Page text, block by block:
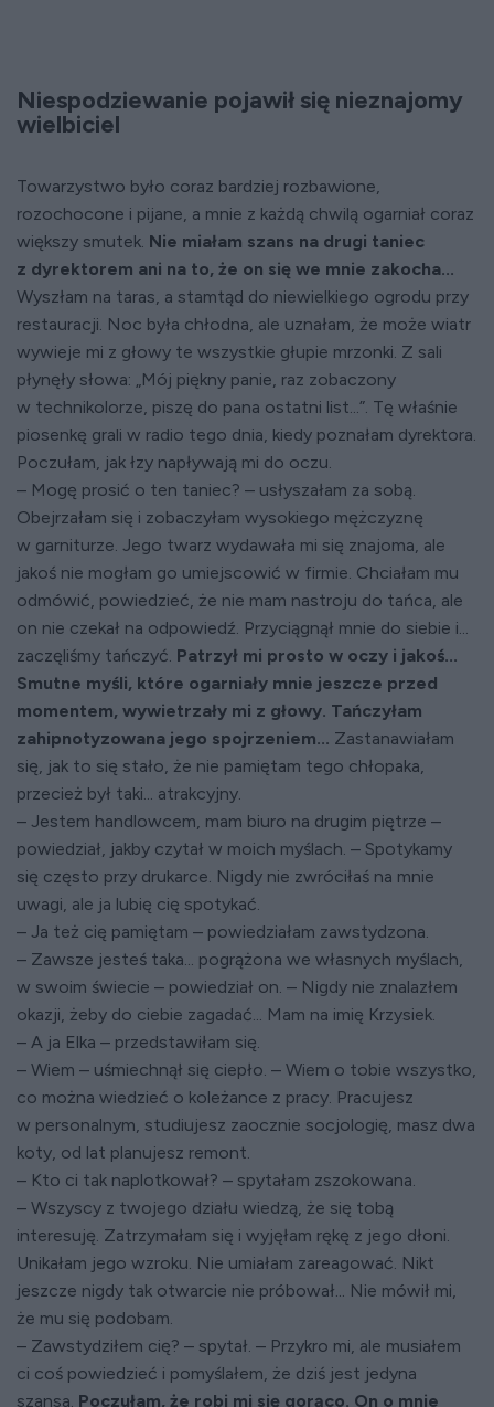
Niespodziewanie pojawił się nieznajomy
wielbiciel
Towarzystwo było coraz bardziej rozbawione,
rozochocone i pijane, a mnie z każdą chwilą ogarniał coraz
większy smutek. Nie miałam szans na drugi taniec
z dyrektorem ani na to, że on się we mnie zakocha...
Wyszłam na taras, a stamtąd do niewielkiego ogrodu przy
restauracji. Noc była chłodna, ale uznałam, że może wiatr
wywieje mi z głowy te wszystkie głupie mrzonki. Z sali
płynęły słowa: „Mój piękny panie, raz zobaczony
w technikolorze, piszę do pana ostatni list...”. Tę właśnie
piosenkę grali w radio tego dnia, kiedy poznałam dyrektora.
Poczułam, jak łzy napływają mi do oczu.
– Mogę prosić o ten taniec? – usłyszałam za sobą.
Obejrzałam się i zobaczyłam wysokiego mężczyznę
w garniturze. Jego twarz wydawała mi się znajoma, ale
jakoś nie mogłam go umiejscowić w firmie. Chciałam mu
odmówić, powiedzieć, że nie mam nastroju do tańca, ale
on nie czekał na odpowiedź. Przyciągnął mnie do siebie i...
zaczęliśmy tańczyć. Patrzył mi prosto w oczy i jakoś...
Smutne myśli, które ogarniały mnie jeszcze przed
momentem, wywietrzały mi z głowy. Tańczyłam
zahipnotyzowana jego spojrzeniem... Zastanawiałam
się, jak to się stało, że nie pamiętam tego chłopaka,
przecież był taki... atrakcyjny.
– Jestem handlowcem, mam biuro na drugim piętrze –
powiedział, jakby czytał w moich myślach. – Spotykamy
się często przy drukarce. Nigdy nie zwróciłaś na mnie
uwagi, ale ja lubię cię spotykać.
– Ja też cię pamiętam – powiedziałam zawstydzona.
– Zawsze jesteś taka... pogrążona we własnych myślach,
w swoim świecie – powiedział on. – Nigdy nie znalazłem
okazji, żeby do ciebie zagadać... Mam na imię Krzysiek.
– A ja Elka – przedstawiłam się.
– Wiem – uśmiechnął się ciepło. – Wiem o tobie wszystko,
co można wiedzieć o koleżance z pracy. Pracujesz
w personalnym, studiujesz zaocznie socjologię, masz dwa
koty, od lat planujesz remont.
– Kto ci tak naplotkował? – spytałam zszokowana.
– Wszyscy z twojego działu wiedzą, że się tobą
interesuję. Zatrzymałam się i wyjęłam rękę z jego dłoni.
Unikałam jego wzroku. Nie umiałam zareagować. Nikt
jeszcze nigdy tak otwarcie nie próbował... Nie mówił mi,
że mu się podobam.
– Zawstydziłem cię? – spytał. – Przykro mi, ale musiałem
ci coś powiedzieć i pomyślałem, że dziś jest jedyna
szansa. Poczułam, że robi mi się gorąco. On o mnie